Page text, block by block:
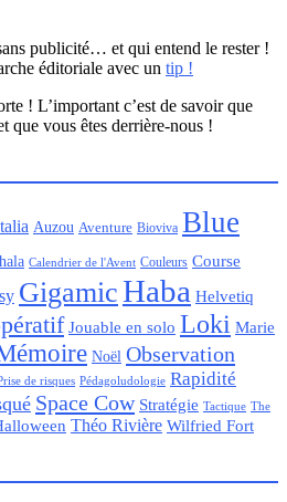
publicité… et qui entend le rester !
éditoriale avec un tip !
! L’important c’est de savoir que
que vous êtes derrière-nous !
Auzou Aventure Bioviva Blue
Calendrier de l'Avent Couleurs Course
GigamicHaba Helvetiq
Jouable en solo Loki Marie
Noël Observation
de risques Pédagoludologie Rapidité
Space Cow Stratégie Tactique The
Théo Rivière Wilfried Fort